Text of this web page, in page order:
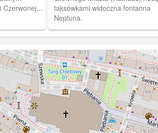
Czerwonej
taksówkami widoczna fontanna
Neptuna.